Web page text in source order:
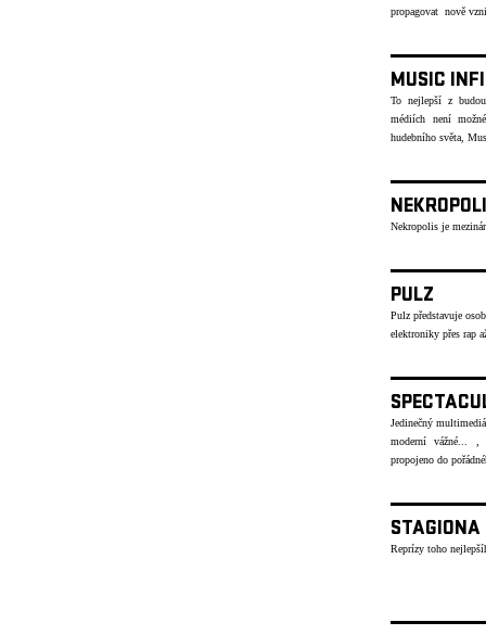
propagovat nově
MUSIC
To nejlepší z
médiích není
hudebního světa,
Nekropolis je
PULZ
Pulz představuje
elektroniky přes rap
Jedinečný
moderní vážné... ,
propojeno do
STAGIONA
Reprízy toho